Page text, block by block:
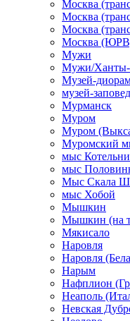
Москва
Москва
Москва
Москва
Мужи
Мужи/
Музей-
музей-
Мурманск
Муром
Муром
Муромский
мыс
мыс
Мыс Скала
мыс Хобой
Мышкин
Мышкин (на
Мякисало
Наровля
Наровля
Нарым
Нафплион
Неаполь
Невская